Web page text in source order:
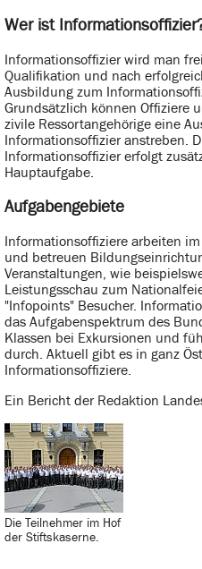
Wer ist
Informationsoffizier wird man
Qualifikation und nach
Ausbildung zum
Grundsätzlich können Offiziere
zivile Ressortangehörige eine
Informationsoffizier anstreben.
Informationsoffizier erfolgt
Hauptaufgabe.
Aufgabengebiete
Informationsoffiziere arbeiten
und betreuen
Veranstaltungen, wie
Leistungsschau zum
"Infopoints" Besucher.
das Aufgabenspektrum des
Klassen bei Exkursionen und
durch. Aktuell gibt es in ganz
Informationsoffiziere.
Ein Bericht der Redaktion
Die Teilnehmer im Hof
der Stiftskaserne.